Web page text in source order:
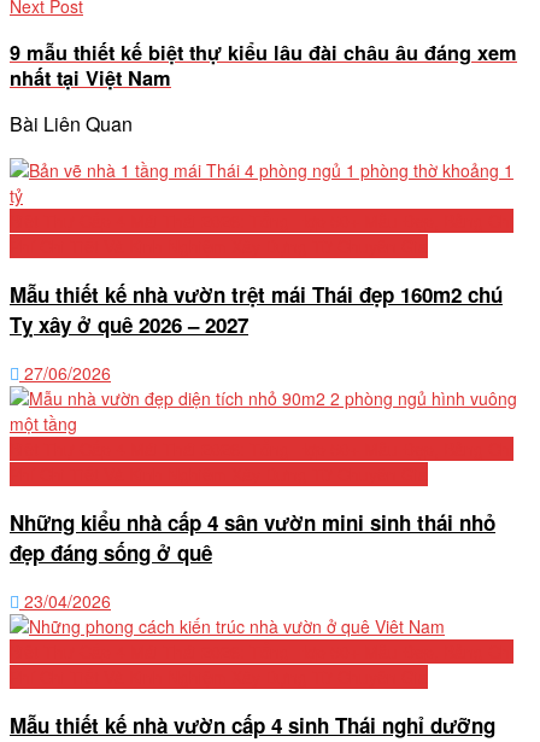
Next Post
9 mẫu thiết kế biệt thự kiểu lâu đài châu âu đáng xem
nhất tại Việt Nam
Bài Liên Quan
Mẫu thiết kế nhà vườn trệt mái Thái đẹp 160m2 chú
Tỵ xây ở quê 2026 – 2027
27/06/2026
Những kiểu nhà cấp 4 sân vườn mini sinh thái nhỏ
đẹp đáng sống ở quê
23/04/2026
Mẫu thiết kế nhà vườn cấp 4 sinh Thái nghỉ dưỡng